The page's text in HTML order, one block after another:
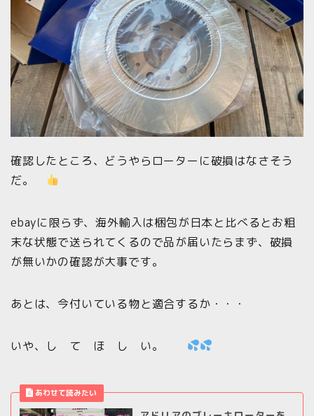
確認したところ、どうやらローターに破損はなさそう
だ。
ebayに限らず、海外輸入は梱包が日本と比べるとお粗
末な状態で送られてくるので品が届いたらまず、破損
が無いかの確認が大事です。
あとは、今付いている物と適合するか・・・
いや、し て ほ し い。